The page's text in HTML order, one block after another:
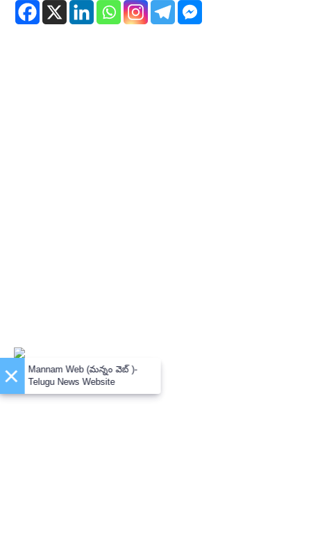
×
Mannam Web (మన్నం వెబ్ )-
Telugu News Website